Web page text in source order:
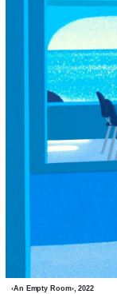
‹An Empty Room›, 2022